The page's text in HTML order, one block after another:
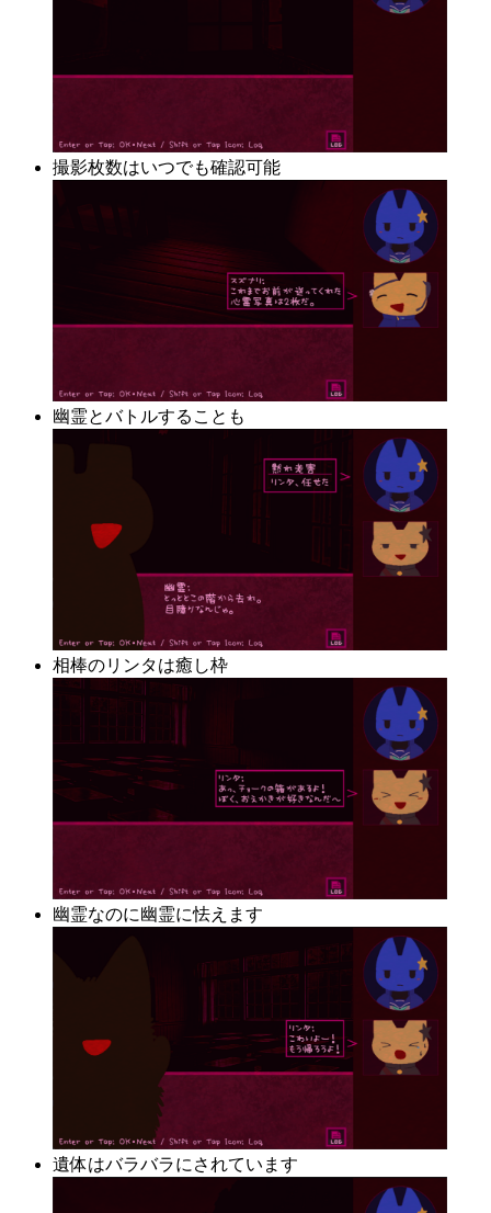
撮影枚数はいつでも確認可能
幽霊とバトルすることも
相棒のリンタは癒し枠
幽霊なのに幽霊に怯えます
遺体はバラバラにされています